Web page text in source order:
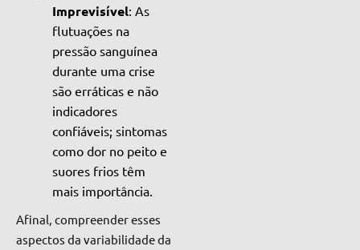
Imprevisível: As
flutuações na
pressão sanguínea
durante uma crise
são erráticas e não
indicadores
confiáveis; sintomas
como dor no peito e
suores frios têm
mais importância.
Afinal, compreender esses
aspectos da variabilidade da